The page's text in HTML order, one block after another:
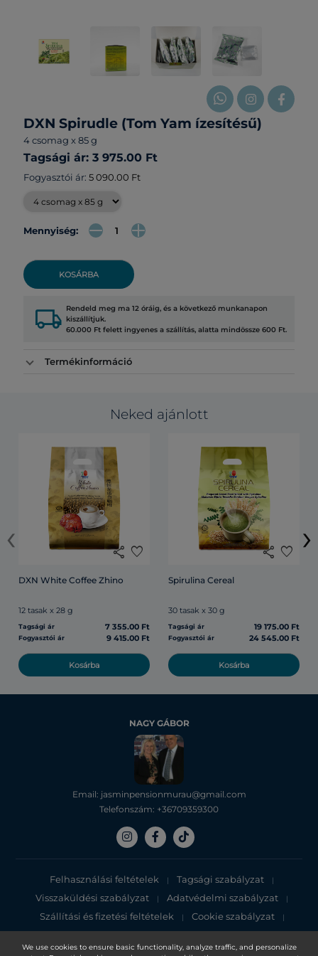
We use cookies to ensure basic functionality, analyze traffic, and personalize
DXN Spirudle (Tom Yam ízesítésű)
4 csomag x 85 g
Tagsági ár: 3 975.00 Ft
Fogyasztói ár: 5 090.00 Ft
Mennyiség:
KOSÁRBA
local_shipping Rendeld meg ma 12 óráig, és a következő munkanapon
kiszállítjuk.
60.000 Ft felett ingyenes a szállítás, alatta mindössze 600 Ft.
Termékinformáció
Neked ajánlott
share favorite
DXN White Coffee Zhino
12 tasak x 28 g
Tagsági ár 7 355.00 Ft
Fogyasztói ár 9 415.00 Ft
Kosárba
share favorite
Spirulina Cereal
30 tasak x 30 g
Tagsági ár 19 175.00 Ft
Fogyasztói ár 24 545.00 Ft
Kosárba
‹ ›
NAGY GÁBOR
Email: jasminpensionmurau@gmail.com
Telefonszám: +36709359300
Felhasználási feltételek | Tagsági szabályzat |
Visszaküldési szabályzat | Adatvédelmi szabályzat |
Szállítási és fizetési feltételek | Cookie szabályzat |
Adatvédelmi tájékoztató